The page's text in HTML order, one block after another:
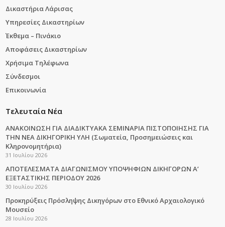
Δικαστήρια Λάρισας
Υπηρεσίες Δικαστηρίων
Έκθεμα – Πινάκιο
Αποφάσεις Δικαστηρίων
Χρήσιμα Τηλέφωνα
Σύνδεσμοι
Επικοινωνία
Τελευταία Νέα
ΑΝΑΚΟΙΝΩΣΗ ΓΙΑ ΔΙΑΔΙΚΤΥΑΚΑ ΣΕΜΙΝΑΡΙΑ ΠΙΣΤΟΠΟΙΗΣΗΣ ΓΙΑ
ΤΗΝ ΝΕΑ ΔΙΚΗΓΟΡΙΚΗ ΥΛΗ (Σωματεία, Προσημειώσεις και
Κληρονομητήρια)
31 Ιουλίου 2026
ΑΠΟΤΕΛΕΣΜΑΤΑ ΔΙΑΓΩΝΙΣΜΟΥ ΥΠΟΨΗΦΙΩΝ ΔΙΚΗΓΟΡΩΝ Α’
ΕΞΕΤΑΣΤΙΚΗΣ ΠΕΡΙΟΔΟΥ 2026
30 Ιουλίου 2026
Προκηρύξεις Πρόσληψης Δικηγόρων στο Εθνικό Αρχαιολογικό
Μουσείο
28 Ιουλίου 2026